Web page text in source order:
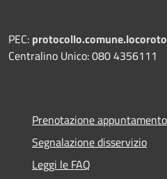
PEC:
Centralino Unico: 080 4356111
Prenotazione appuntamento
Segnalazione disservizio
Leggi le FAQ